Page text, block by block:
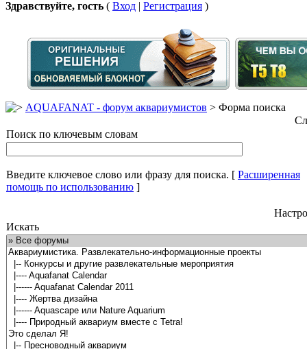
Здравствуйте, гость ( Вход | Регистрация )
AQUAFANAT - форум аквариумистов > Форма поиска
Поиск по ключевым словам
Введите ключевое слово или фразу для поиска. [ Расширенная
помощь по использованию ]
Искать